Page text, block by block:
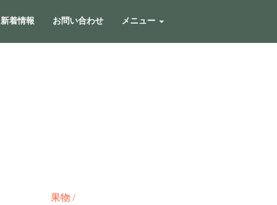
新着情報 お問い合わせ メニュー
果物 /